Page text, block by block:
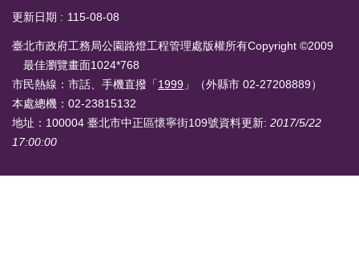
更新日期 115-08-08
臺北市政府工務局公園路燈工程管理處版權所有Copyright ©2009
最佳瀏覽畫面1024*768
市民熱線：市話、手機直撥「1999 」（外縣市 02-27208889）
本處總機：02-23815132
地址：100004 臺北市中正區懷寧街109號資料更新: 2017/5/22
17:00:00